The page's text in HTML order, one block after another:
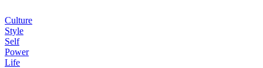
Culture
Style
Self
Power
Life